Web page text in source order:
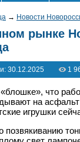
→ Новости
рынке
30.12.2025 1
что
на
игрушки
позвякиванию